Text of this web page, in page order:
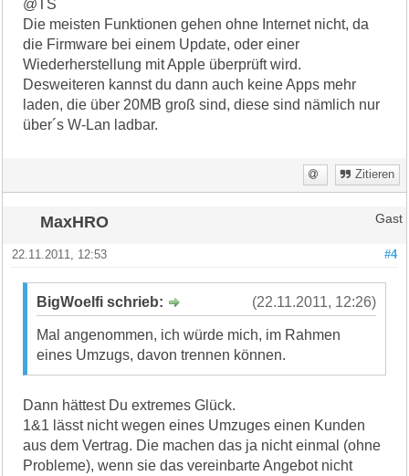
@TS
Die meisten Funktionen gehen ohne Internet nicht, da
die Firmware bei einem Update, oder einer
Wiederherstellung mit Apple überprüft wird.
Desweiteren kannst du dann auch keine Apps mehr
laden, die über 20MB groß sind, diese sind nämlich nur
über´s W-Lan ladbar.
Zitieren
MaxHRO Gast
#4
22.11.2011, 12:53
(22.11.2011, 12:26)
BigWoelfi schrieb:
Mal angenommen, ich würde mich, im Rahmen
eines Umzugs, davon trennen können.
Dann hättest Du extremes Glück.
1&1 lässt nicht wegen eines Umzuges einen Kunden
aus dem Vertrag. Die machen das ja nicht einmal (ohne
Probleme), wenn sie das vereinbarte Angebot nicht